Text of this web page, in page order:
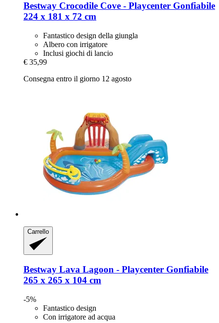
Bestway Crocodile Cove -​ Playcenter Gonfiabile
224 x 181 x 72 cm
Fantastico design della giungla
Albero con irrigatore
Inclusi giochi di lancio
€ 35,99
Consegna entro il giorno 12 agosto
Carrello
Bestway Lava Lagoon -​ Playcenter Gonfiabile
265 x 265 x 104 cm
-5%
Fantastico design
Con irrigatore ad acqua